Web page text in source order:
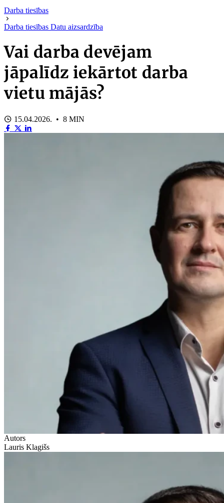
Darba tiesības
Darba tiesības Datu aizsardzība
Vai darba devējam
jāpalīdz iekārtot darba
vietu mājās?
15.04.2026. • 8 MIN
Autors
Lauris Klagišs